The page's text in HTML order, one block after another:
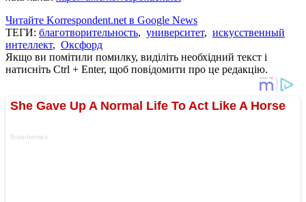
Читайте Korrespondent.net в Google News
ТЕГИ: благотворительность, университет, искусственный
интеллект, Оксфорд
Якщо ви помітили помилку, виділіть необхідний текст і
натисніть Ctrl + Enter, щоб повідомити про це редакцію.